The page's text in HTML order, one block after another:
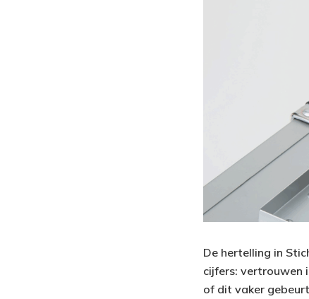
De hertelling in
cijfers: vertrouwen
of dit vaker